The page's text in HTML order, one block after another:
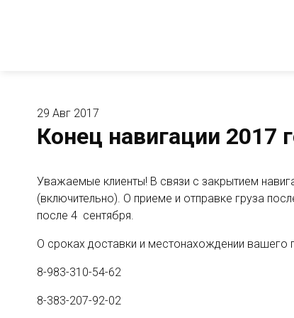
29 Авг 2017
Конец навигации 2017
Уважаемые клиенты! В связи с закрытием
(включительно). О приеме и отправке груза
после 4 сентября.
О сроках доставки и местонахождении вашего
8-983-310-54-62
8-383-207-92-02